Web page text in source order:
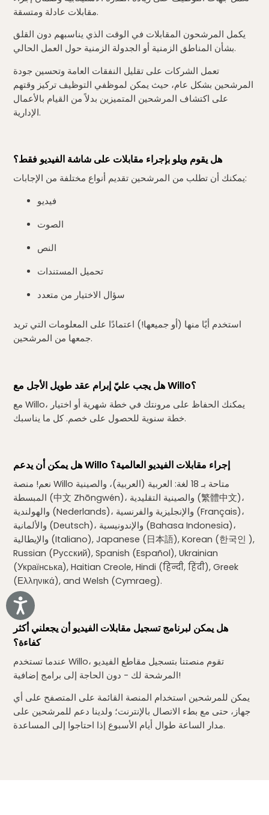
Accessibility
مقابلات عادلة ومتسقة.
يكمل المرشحون المقابلات في الوقت الذي يناسبهم دون القلق
بشأن المناطق الزمنية أو الجدولة الزمنية حول العمل الحالي.
تعمل الشركات على تقليل النفقات العامة وتحسين جودة
المرشحين بشكل عام، حيث يمكن لموظفي التوظيف تركيز وقتهم
على اكتشاف المرشحين المتميزين بدلاً من القيام بالأعمال
الإدارية.
هل يقوم ويلو بإجراء مقابلات على شاشة الفيديو فقط؟
يمكنك أن تطلب من المرشحين تقديم أنواع مختلفة من الإجابات:
فيديو
الصوت
النص
تحميل المستندات
سؤال الاختيار من متعدد
استخدم أيًا منها (أو جميعها!) اعتمادًا على المعلومات التي تريد
جمعها من المرشحين.
هل يجب عليّ إبرام عقد طويل الأجل مع Willo؟
مع Willo، يمكنك الحفاظ على مرونتك في خطة شهرية أو اختيار
خطة سنوية للحصول على خصم. كل ما يناسبك.
هل يمكن أن يدعم Willo إجراء مقابلات الفيديو العالمية؟
نعم! منصة Willo متاحة بـ 18 لغة: العربية (العربية)، والصينية
المبسطة (中文 Zhōngwén)، والصينية التقليدية (繁體中文)،
والهولندية (Nederlands)، والإنجليزية والفرنسية (Français)،
والألمانية (Deutsch)، والإندونيسية (Bahasa Indonesia)،
والإيطالية (Italiano), Japanese (日本語), Korean (한국인 ),
Russian (Русский), Spanish (Español), Ukrainian
(Українська), Haitian Creole, Hindi (हिन्दी, हिंदी), Greek
(Ελληνικά), and Welsh (Cymraeg).
هل يمكن لبرنامج تسجيل مقابلات الفيديو أن يجعلني أكثر
كفاءة؟
عندما تستخدم Willo، تقوم منصتنا بتسجيل مقاطع الفيديو
المرشحة لك - دون الحاجة إلى برامج إضافية!
يمكن للمرشحين استخدام المنصة القائمة على المتصفح على أي
جهاز، حتى مع بطء الاتصال بالإنترنت؛ ولدينا دعم للمرشحين على
مدار الساعة طوال أيام الأسبوع إذا احتاجوا إلى المساعدة.